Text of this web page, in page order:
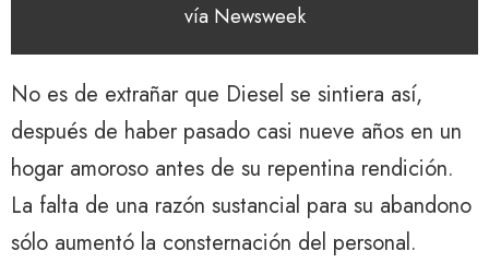
vía Newsweek
No es de extrañar que Diesel se sintiera así,
después de haber pasado casi nueve años en un
hogar amoroso antes de su repentina rendición.
La falta de una razón sustancial para su abandono
sólo aumentó la consternación del personal.